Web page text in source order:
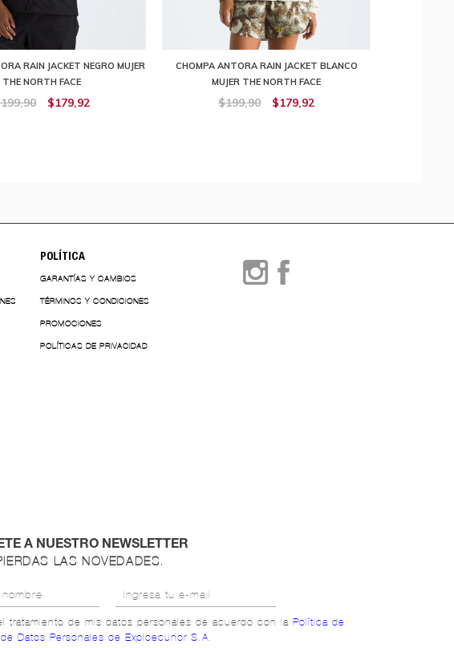
RAIN JACKET NEGRO MUJER
THE NORTH FACE
$179,92
CHOMPA ANTORA RAIN JACKET BLANCO
MUJER THE NORTH FACE
$199,90 $179,92
POLÍTICA
GARANTÍAS Y CAMBIOS
TÉRMINOS Y CONDICIONES
PROMOCIONES
POLÍTICAS DE PRIVACIDAD
A NUESTRO NEWSLETTER
LAS NOVEDADES.
tratamiento de mis datos personales de acuerdo con la Política de
Datos Personales de Exploecunor S.A.